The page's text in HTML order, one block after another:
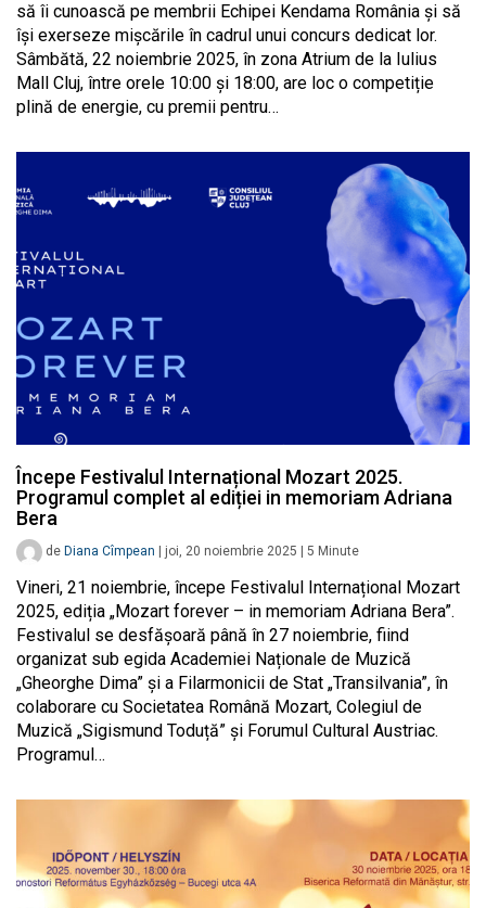
să îi cunoască pe membrii Echipei Kendama România și să
își exerseze mișcările în cadrul unui concurs dedicat lor.
Sâmbătă, 22 noiembrie 2025, în zona Atrium de la Iulius
Mall Cluj, între orele 10:00 și 18:00, are loc o competiție
plină de energie, cu premii pentru…
Începe Festivalul Internațional Mozart 2025.
Programul complet al ediției in memoriam Adriana
Bera
de Diana Cîmpean joi, 20 noiembrie 2025 5 Minute
Vineri, 21 noiembrie, începe Festivalul Internațional Mozart
2025, ediția „Mozart forever – in memoriam Adriana Bera”.
Festivalul se desfășoară până în 27 noiembrie, fiind
organizat sub egida Academiei Naționale de Muzică
„Gheorghe Dima” și a Filarmonicii de Stat „Transilvania”, în
colaborare cu Societatea Română Mozart, Colegiul de
Muzică „Sigismund Toduță” și Forumul Cultural Austriac.
Programul…